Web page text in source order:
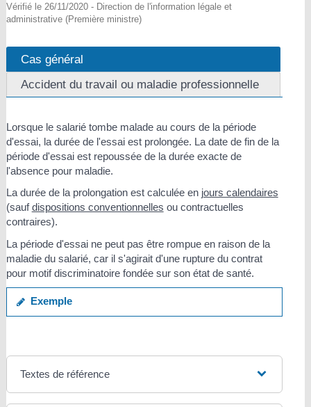
Vérifié le 26/11/2020 - Direction de l'information légale et
administrative (Première ministre)
Cas général
Accident du travail ou maladie professionnelle
Lorsque le salarié tombe malade au cours de la période
d'essai, la durée de l'essai est prolongée. La date de fin de la
période d'essai est repoussée de la durée exacte de
l'absence pour maladie.
La durée de la prolongation est calculée en jours calendaires
(saufdispositions conventionnelles ou contractuelles
contraires).
La période d'essai ne peut pas être rompue en raison de la
maladie du salarié, car il s'agirait d'une rupture du contrat
pour motif discriminatoire fondée sur son état de santé.
Exemple
Textes de référence